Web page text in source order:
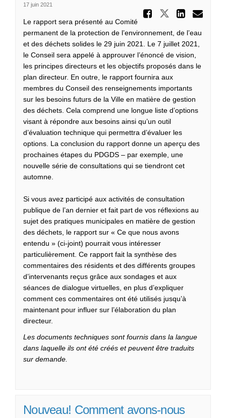
17 juin 2021
Partager
Le rapport sera présenté au Comité
permanent de la protection de l’environnement, de l’eau
et des déchets solides le 29 juin 2021. Le 7 juillet 2021,
le Conseil sera appelé à approuver l’énoncé de vision,
les principes directeurs et les objectifs proposés dans le
plan directeur. En outre, le rapport fournira aux
membres du Conseil des renseignements importants
sur les besoins futurs de la Ville en matière de gestion
des déchets. Cela comprend une longue liste d’options
visant à répondre aux besoins ainsi qu’un outil
d’évaluation technique qui permettra d’évaluer les
options. La conclusion du rapport donne un aperçu des
prochaines étapes du PDGDS – par exemple, une
nouvelle série de consultations qui se tiendront cet
automne.
Si vous avez participé aux activités de consultation
publique de l’an dernier et fait part de vos réflexions au
sujet des pratiques municipales en matière de gestion
des déchets, le rapport sur « Ce que nous avons
entendu » (ci-joint) pourrait vous intéresser
particulièrement. Ce rapport fait la synthèse des
commentaires des résidents et des différents groupes
d’intervenants reçus grâce aux sondages et aux
séances de dialogue virtuelles, en plus d’expliquer
comment ces commentaires ont été utilisés jusqu’à
maintenant pour influer sur l’élaboration du plan
directeur.
Les documents techniques sont fournis dans la langue
dans laquelle ils ont été créés et peuvent être traduits
sur demande.
Nouveau! Comment avons-nous